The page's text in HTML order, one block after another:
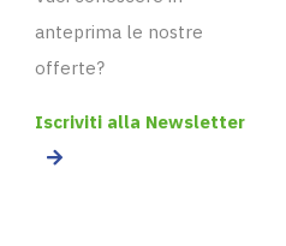
anteprima le nostre
offerte?
Iscriviti alla Newsletter